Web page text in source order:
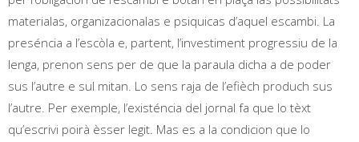
materialas, organizacionalas e psiquicas d’aquel escambi. La
preséncia a l’escòla e, partent, l’investiment progressiu de la
lenga, prenon sens per de que la paraula dicha a de poder
sus l’autre e sul mitan. Lo sens raja de l’efièch produch sus
l’autre. Per exemple, l’existéncia del jornal fa que lo tèxt
qu’escrivi poirà èsser legit. Mas es a la condicion que lo